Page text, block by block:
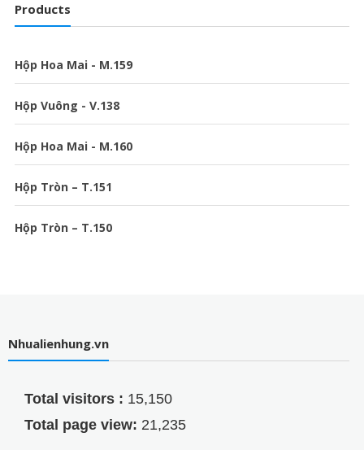
Products
Hộp Hoa Mai - M.159
Hộp Vuông - V.138
Hộp Hoa Mai - M.160
Hộp Tròn – T.151
Hộp Tròn – T.150
Nhualienhung.vn
Total visitors : 15,150
Total page view: 21,235